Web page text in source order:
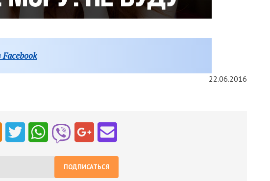
22.06.2016
ПОДПИСАТЬСЯ